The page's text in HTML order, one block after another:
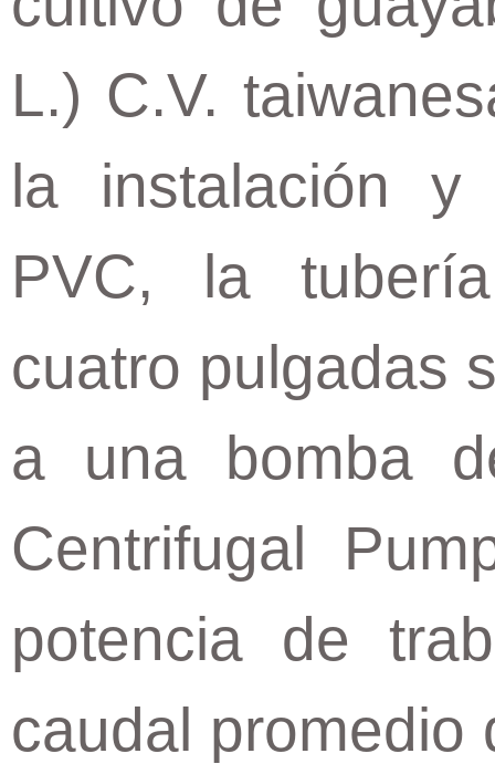
L.) C.V.
la instalación y
PVC, la
cuatro pulgadas
a una bomba
Centrifugal
potencia de
caudal promedio